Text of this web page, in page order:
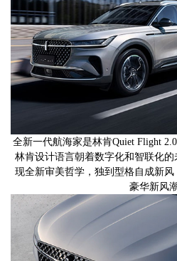
全新一代航海家是林肯Quiet Flight
林肯设计语言朝着数字化和智联化
现全新审美哲学，独到型格自成新
豪华新风潮